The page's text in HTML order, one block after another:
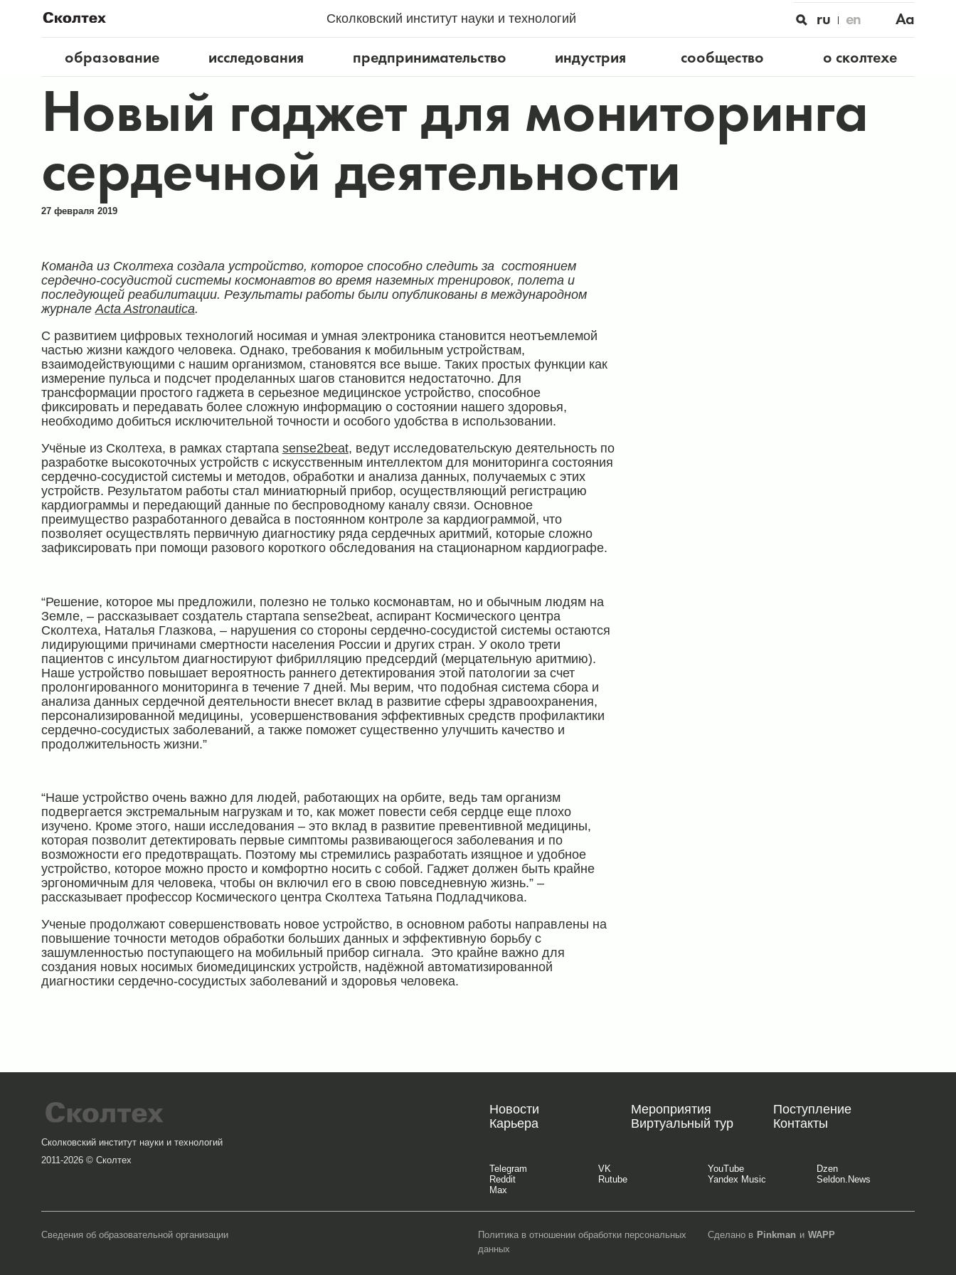
Сколковский институт науки и технологий ru en
Aa
образование
исследования предпринимательство индустрия сообщество о сколтехе
Новый гаджет для мониторинга
сердечной деятельности
27 февраля 2019
Команда из Сколтеха создала устройство, которое способно следить за состоянием
сердечно-сосудистой системы космонавтов во время наземных тренировок, полета и
последующей реабилитации. Результаты работы были опубликованы в международном
журналеActa Astronautica.
С развитием цифровых технологий носимая и умная электроника становится неотъемлемой
частью жизни каждого человека. Однако, требования к мобильным устройствам,
взаимодействующими с нашим организмом, становятся все выше. Таких простых функции как
измерение пульса и подсчет проделанных шагов становится недостаточно. Для
трансформации простого гаджета в серьезное медицинское устройство, способное
фиксировать и передавать более сложную информацию о состоянии нашего здоровья,
необходимо добиться исключительной точности и особого удобства в использовании.
Учёные из Сколтеха, в рамках стартапа sense2beat, ведут исследовательскую деятельность по
разработке высокоточных устройств с искусственным интеллектом для мониторинга состояния
сердечно-сосудистой системы и методов, обработки и анализа данных, получаемых с этих
устройств. Результатом работы стал миниатюрный прибор, осуществляющий регистрацию
кардиограммы и передающий данные по беспроводному каналу связи. Основное
преимущество разработанного девайса в постоянном контроле за кардиограммой, что
позволяет осуществлять первичную диагностику ряда сердечных аритмий, которые сложно
зафиксировать при помощи разового короткого обследования на стационарном кардиографе.
“Решение, которое мы предложили, полезно не только космонавтам, но и обычным людям на
Земле, – рассказывает создатель стартапа sense2beat, аспирант Космического центра
Сколтеха, Наталья Глазкова, – нарушения со стороны сердечно-сосудистой системы остаются
лидирующими причинами смертности населения России и других стран. У около трети
пациентов с инсультом диагностируют фибрилляцию предсердий (мерцательную аритмию).
Наше устройство повышает вероятность раннего детектирования этой патологии за счет
пролонгированного мониторинга в течение 7 дней. Мы верим, что подобная система сбора и
анализа данных сердечной деятельности внесет вклад в развитие сферы здравоохранения,
персонализированной медицины, усовершенствования эффективных средств профилактики
сердечно-сосудистых заболеваний, а также поможет существенно улучшить качество и
продолжительность жизни.”
“Наше устройство очень важно для людей, работающих на орбите, ведь там организм
подвергается экстремальным нагрузкам и то, как может повести себя сердце еще плохо
изучено. Кроме этого, наши исследования – это вклад в развитие превентивной медицины,
которая позволит детектировать первые симптомы развивающегося заболевания и по
возможности его предотвращать. Поэтому мы стремились разработать изящное и удобное
устройство, которое можно просто и комфортно носить с собой. Гаджет должен быть крайне
эргономичным для человека, чтобы он включил его в свою повседневную жизнь.” –
рассказывает профессор Космического центра Сколтеха Татьяна Подладчикова.
Ученые продолжают совершенствовать новое устройство, в основном работы направлены на
повышение точности методов обработки больших данных и эффективную борьбу с
зашумленностью поступающего на мобильный прибор сигнала. Это крайне важно для
создания новых носимых биомедицинских устройств, надёжной автоматизированной
диагностики сердечно-сосудистых заболеваний и здоровья человека.
Сколковский институт науки и технологий
2011-2026 © Сколтех
Новости Мероприятия
Поступление
Карьера
Виртуальный тур Контакты
Telegram VK YouTube
Dzen
Reddit
Rutube Yandex Music
Seldon.News
Max
Сведения об образовательной организации
Политика в отношении обработки персональных
данных
Сделано в Pinkman и WAPP